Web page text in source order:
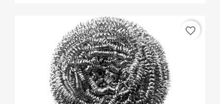
favorite_border